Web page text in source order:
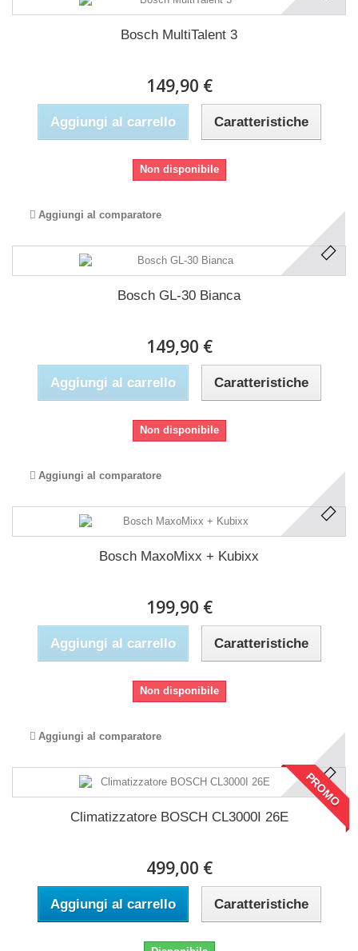
Bosch MultiTalent 3
149,90 €
Aggiungi al carrello Caratteristiche
Non disponibile
Aggiungi al comparatore
Bosch GL-30 Bianca
149,90 €
Aggiungi al carrello Caratteristiche
Non disponibile
Aggiungi al comparatore
Bosch MaxoMixx + Kubixx
199,90 €
Aggiungi al carrello Caratteristiche
Non disponibile
Aggiungi al comparatore
PROMO
Climatizzatore BOSCH CL3000I 26E
499,00 €
Aggiungi al carrello Caratteristiche